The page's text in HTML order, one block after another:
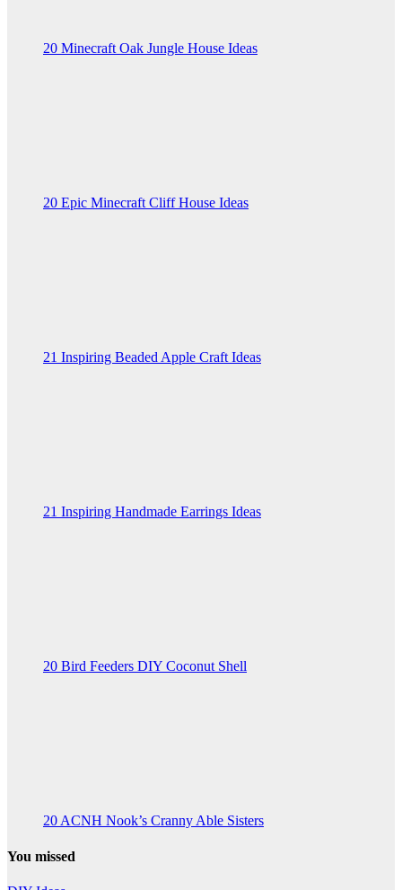
20 Minecraft Oak Jungle House Ideas
20 Epic Minecraft Cliff House Ideas
21 Inspiring Beaded Apple Craft Ideas
21 Inspiring Handmade Earrings Ideas
20 Bird Feeders DIY Coconut Shell
20 ACNH Nook’s Cranny Able Sisters
You missed